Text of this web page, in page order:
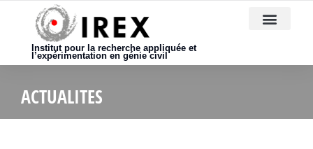
Institut pour la recherche appliquée et
l’expérimentation en génie civil
ACTUALITES